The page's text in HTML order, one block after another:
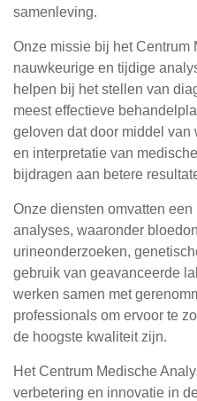
samenleving.
Onze missie bij het Centrum
nauwkeurige en tijdige
helpen bij het stellen van
meest effectieve
geloven dat door middel
en interpretatie van
bijdragen aan betere
Onze diensten omvatten
analyses, waaronder
urineonderzoeken,
gebruik van geavanceerde
werken samen met
professionals om ervoor te
de hoogste kwaliteit zijn.
Het Centrum Medische
verbetering en innovatie in